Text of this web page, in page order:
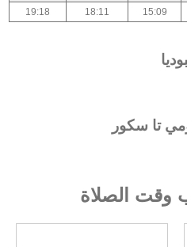
15:09
18:11
19:18
تا سكور
الصلاة